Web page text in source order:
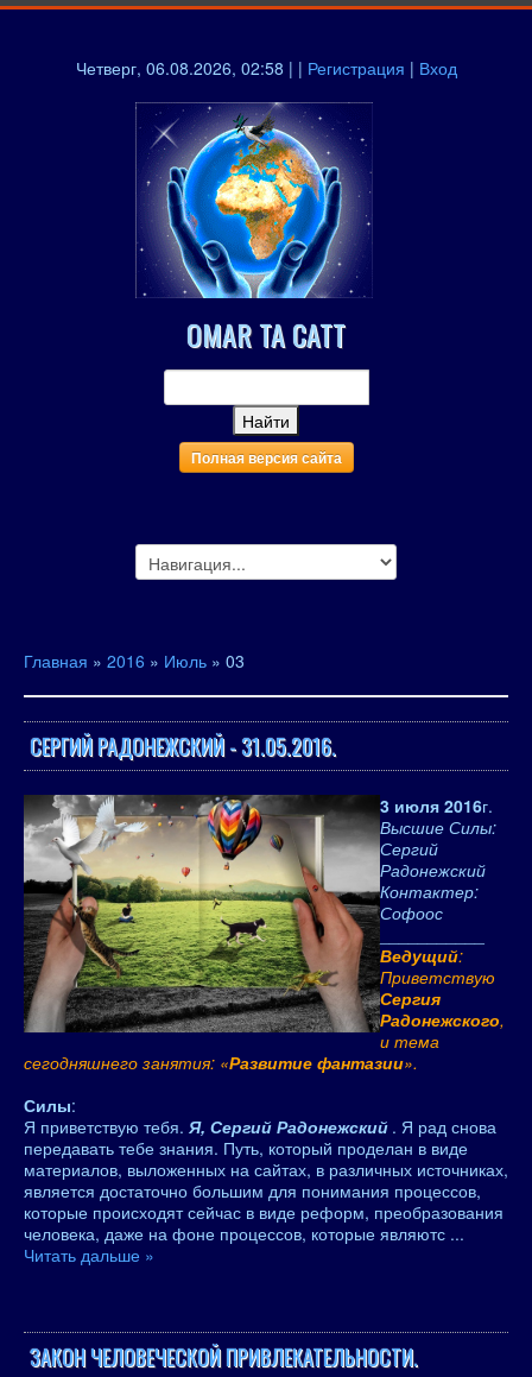
Четверг, 06.08.2026, 02:58 | | Регистрация | Вход
OMAR TA CATT
Полная версия сайта
Главная » 2016 » Июль » 03
СЕРГИЙ РАДОНЕЖСКИЙ - 31.05.2016.
3 июля 2016г.
Высшие Силы:
Сергий
Радонежский
Контактер:
Софоос
Ведущий:
Приветствую
Сергия
Радонежского,
и тема
сегодняшнего занятия: «Развитие фантазии».
Силы:
Я приветствую тебя. Я, Сергий Радонежский . Я рад снова
передавать тебе знания. Путь, который проделан в виде
материалов, выложенных на сайтах, в различных источниках,
является достаточно большим для понимания процессов,
которые происходят сейчас в виде реформ, преобразования
человека, даже на фоне процессов, которые являютс ...
Читать дальше »
ЗАКОН ЧЕЛОВЕЧЕСКОЙ ПРИВЛЕКАТЕЛЬНОСТИ.